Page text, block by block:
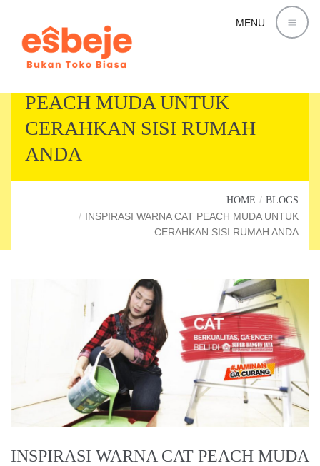
MENU
PEACH MUDA UNTUK
CERAHKAN SISI RUMAH
ANDA
HOME BLOGS
INSPIRASI WARNA CAT PEACH MUDA UNTUK
CERAHKAN SISI RUMAH ANDA
INSPIRASI WARNA CAT PEACH MUDA